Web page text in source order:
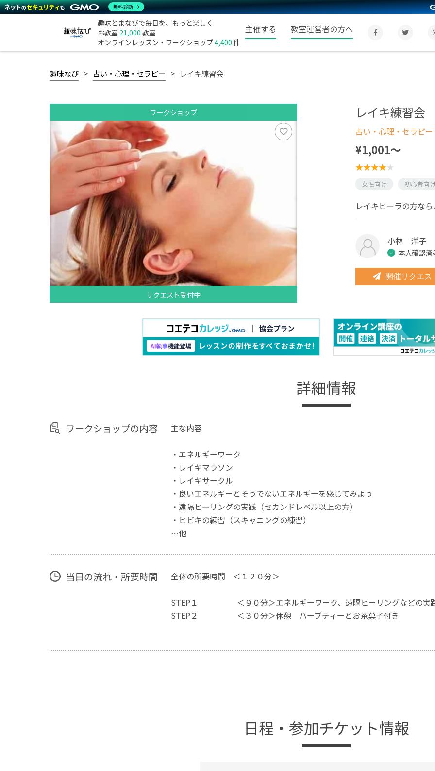
趣味とまなびで毎日を、もっと楽しく
お教室 21,000 教室
オンラインレッスン・ワークショップ4,400 件
主催する 教室運営者の方へ
趣味なび 占い・心理・セラピー レイキ練習会
ワークショップ
リクエスト受付中
レイキ練習会
占い・心理・セラピー
¥1,001〜
女性向け 初心者向
レイキヒーラの方な
小林 洋子
本人確認済
開催リクエス
詳細情報
ワークショップの内容 主な内容
・エネルギーワーク
・レイキマラソン
・レイキサークル
・良いエネルギーとそうでないエネルギーを感じてみよう
・遠隔ヒーリングの実践（セカンドレベル以上の方）
・ヒビキの練習（スキャニングの練習）
…他
当日の流れ・所要時間 全体の所要時間 ＜１２０分＞
STEP１ ＜９０分＞エネルギーワーク、遠隔ヒーリングなどの実
STEP２ ＜３０分＞休憩 ハーブティーとお茶菓子付き
日程・参加チケット情報
無料診断